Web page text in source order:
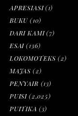
APRESIASI(1)
BUKU (10)
DARI KAMI(7)
ESAI (136)
LOKOMOTEKS (2)
MAJAS (2)
PENYAIR (13)
PUISI (2,025)
PUITIKA (3)